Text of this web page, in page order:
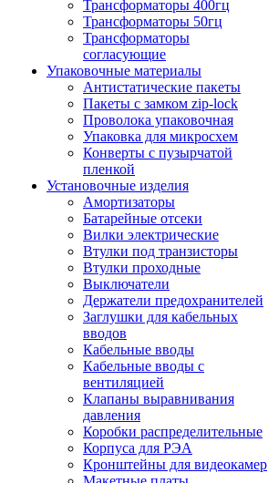
Трансформаторы 400гц
Трансформаторы 50гц
Трансформаторы
согласующие
Упаковочные материалы
Антистатические пакеты
Пакеты с замком zip-lock
Проволока упаковочная
Упаковка для микросхем
Конверты с пузырчатой
пленкой
Установочные изделия
Амортизаторы
Батарейные отсеки
Вилки электрические
Втулки под транзисторы
Втулки проходные
Выключатели
Держатели предохранителей
Заглушки для кабельных
вводов
Кабельные вводы
Кабельные вводы с
вентиляцией
Клапаны выравнивания
давления
Коробки распределительные
Корпуса для РЭА
Кронштейны для видеокамер